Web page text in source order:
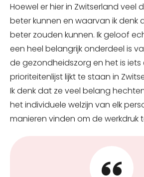
Hoewel er hier in Zwitserland veel
beter kunnen en waarvan ik denk
beter zouden kunnen. Ik geloof
een heel belangrijk onderdeel is
de gezondheidszorg en het is
prioriteitenlijst lijkt te staan in
Ik denk dat ze veel belang
het individuele welzijn van elk
manieren vinden om de werkdruk